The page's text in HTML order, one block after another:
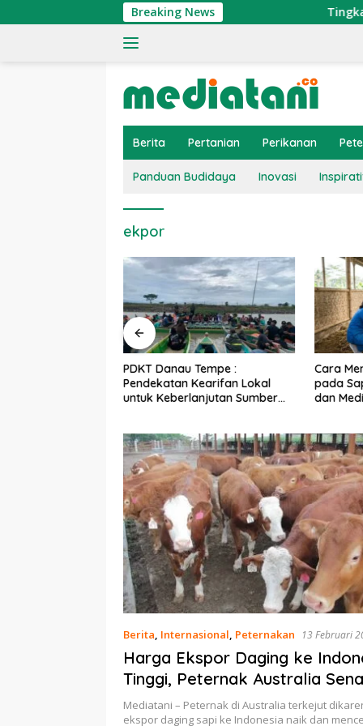
ke
Breaking News Tingkatkan
Berita Pertanian Perikanan
Panduan Budidaya Inovasi
ekpor
PDKT Danau Tempe :
Pendekatan Kearifan Lokal
untuk Keberlanjutan Sumber
Cara
pada
dan
Berita, Internasional, Peternakan 13 Februari
Harga Ekspor Daging ke
Tinggi, Peternak Australia
Mediatani – Peternak di Australia terkejut
ekspor daging sapi ke Indonesia naik dan